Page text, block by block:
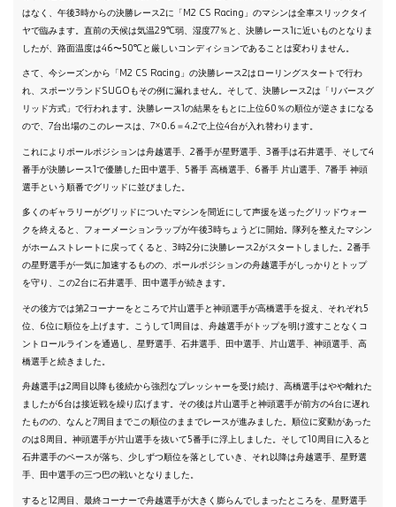
はなく、午後3時からの決勝レース2に「M2 CS Racing」のマシンは全車スリックタイ
ヤで臨みます。直前の天候は気温29℃弱、湿度77％と、決勝レース1に近いものとなりま
したが、路面温度は46〜50℃と厳しいコンディションであることは変わりません。
さて、今シーズンから「M2 CS Racing」の決勝レース2はローリングスタートで行わ
れ、スポーツランドSUGOもその例に漏れません。そして、決勝レース2は「リバースグ
リッド方式」で行われます。決勝レース1の結果をもとに上位60％の順位が逆さまになる
ので、7台出場のこのレースは、7×0.6＝4.2で上位4台が入れ替わります。
これによりポールポジションは舟越選手、2番手が星野選手、3番手は石井選手、そして4
番手が決勝レース1で優勝した田中選手、5番手 高橋選手、6番手 片山選手、7番手 神頭
選手という順番でグリッドに並びました。
多くのギャラリーがグリッドについたマシンを間近にして声援を送ったグリッドウォー
クを終えると、フォーメーションラップが午後3時ちょうどに開始。隊列を整えたマシン
がホームストレートに戻ってくると、3時2分に決勝レース2がスタートしました。2番手
の星野選手が一気に加速するものの、ポールポジションの舟越選手がしっかりとトップ
を守り、この2台に石井選手、田中選手が続きます。
その後方では第2コーナーをところで片山選手と神頭選手が高橋選手を捉え、それぞれ5
位、6位に順位を上げます。こうして1周目は、舟越選手がトップを明け渡すことなくコ
ントロールラインを通過し、星野選手、石井選手、田中選手、片山選手、神頭選手、高
橋選手と続きました。
舟越選手は2周目以降も後続から強烈なプレッシャーを受け続け、高橋選手はやや離れた
ましたが6台は接近戦を繰り広げます。その後は片山選手と神頭選手が前方の4台に遅れ
たものの、なんと7周目までこの順位のままでレースが進みました。順位に変動があった
のは8周目。神頭選手が片山選手を抜いて5番手に浮上しました。そして10周目に入ると
石井選手のペースが落ち、少しずつ順位を落としていき、それ以降は舟越選手、星野選
手、田中選手の三つ巴の戦いとなりました。
すると12周目、最終コーナーで舟越選手が大きく膨らんでしまったところを、星野選手